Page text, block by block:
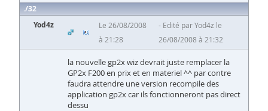
32
Yod4z
Le 26/08/2008
à 21:28
Edité par Yod4z le
26/08/2008 à 21:32
la nouvelle gp2x wiz devrait juste remplacer la
GP2x F200 en prix et en materiel ^^ par contre
faudra attendre une version recompile des
application gp2x car ils fonctionneront pas direct
dessu